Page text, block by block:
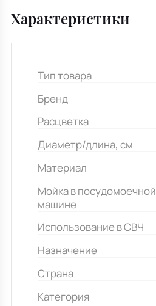
Характеристики
Тип товара
Бренд
Расцветка
Диаметр/длина, см
Материал
Мойка в посудомоечной
машине
Использование в СВЧ
Назначение
Страна
Категория